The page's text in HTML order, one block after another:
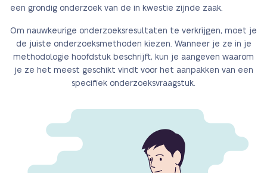
een grondig onderzoek van de in kwestie zijnde zaak.
Om nauwkeurige onderzoeksresultaten te verkrijgen, moet je
de juiste onderzoeksmethoden kiezen. Wanneer je ze in je
methodologie hoofdstuk beschrijft, kun je aangeven waarom
je ze het meest geschikt vindt voor het aanpakken van een
specifiek onderzoeksvraagstuk.